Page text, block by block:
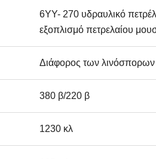
6YY- 270 υδραυλικό
εξοπλισμό πετρελαίου
Διάφορος των λινόσπορων
380 β/220 β
1230 κλ